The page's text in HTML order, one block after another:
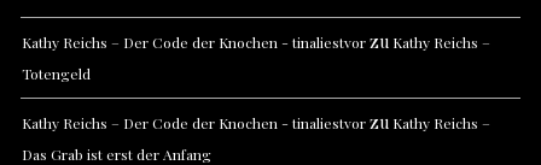
Kathy Reichs – Der Code der Knochen - tinaliestvorzu Kathy Reichs –
Totengeld
Kathy Reichs – Der Code der Knochen - tinaliestvorzu Kathy Reichs –
Das Grab ist erst der Anfang